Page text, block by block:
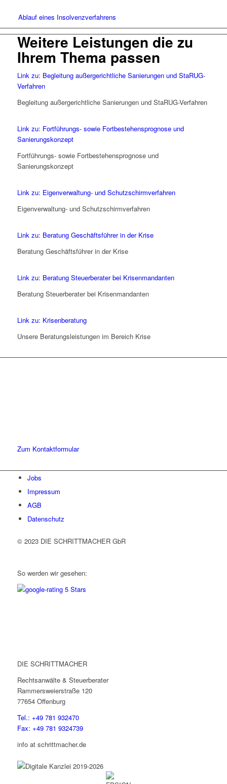
Ablauf eines Insolvenzverfahrens
Weitere Leistungen die zu
Ihrem Thema passen
Link zu: Begleitung außergerichtliche Sanierungen und StaRUG-
Verfahren
Begleitung außergerichtliche Sanierungen und StaRUG-Verfahren
Link zu: Fortführungs- sowie Fortbestehensprognose und
Sanierungskonzept
Fortführungs- sowie Fortbestehensprognose und
Sanierungskonzept
Link zu: Eigenverwaltung- und Schutzschirmverfahren
Eigenverwaltung- und Schutzschirmverfahren
Link zu: Beratung Geschäftsführer in der Krise
Beratung Geschäftsführer in der Krise
Link zu: Beratung Steuerberater bei Krisenmandanten
Beratung Steuerberater bei Krisenmandanten
Link zu: Krisenberatung
Unsere Beratungsleistungen im Bereich Krise
Zum Kontaktformular
Jobs
Impressum
AGB
Datenschutz
© 2023 DIE SCHRITTMACHER GbR
So werden wir gesehen:
DIE SCHRITTMACHER
Rechtsanwälte & Steuerberater
Rammersweierstraße 120
77654 Offenburg
Tel.: +49 781 932470
Fax: +49 781 9324739
info at schrittmacher.de